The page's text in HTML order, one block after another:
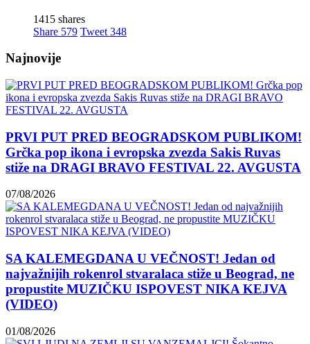
1415 shares
Share 579 Tweet 348
Najnovije
PRVI PUT PRED BEOGRADSKOM PUBLIKOM!
Grčka pop ikona i evropska zvezda Sakis Ruvas
stiže na DRAGI BRAVO FESTIVAL 22. AVGUSTA
07/08/2026
SA KALEMEGDANA U VEČNOST! Jedan od
najvažnijih rokenrol stvaralaca stiže u Beograd, ne
propustite MUZIČKU ISPOVEST NIKA KEJVA
(VIDEO)
01/08/2026